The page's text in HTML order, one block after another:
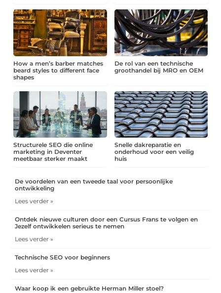
How a men’s barber matches
beard styles to different face
shapes
De rol van een technische
groothandel bij MRO en OEM
Structurele SEO die online
marketing in Deventer
meetbaar sterker maakt
Snelle dakreparatie en
onderhoud voor een veilig
huis
De voordelen van een tweede taal voor persoonlijke
ontwikkeling
Lees verder »
Ontdek nieuwe culturen door een Cursus Frans te volgen en
Jezelf ontwikkelen serieus te nemen
Lees verder »
Technische SEO voor beginners
Lees verder »
Waar koop ik een gebruikte Herman Miller stoel?